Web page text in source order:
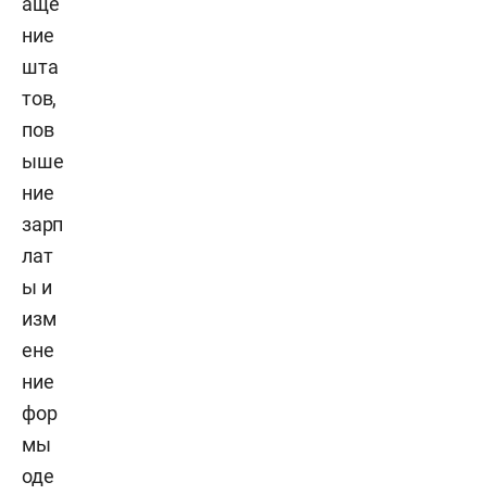
ние
шта
тов,
пов
ыше
ние
зарп
лат
ы и
изм
ене
ние
фор
мы
оде